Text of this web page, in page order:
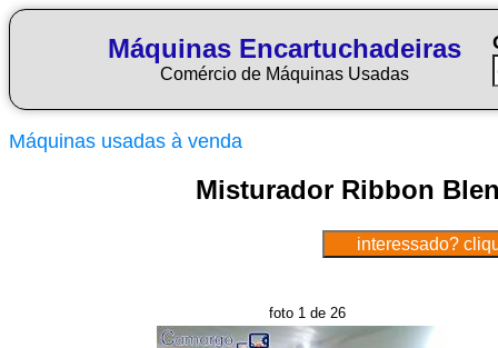
Máquinas Encartuchadeiras
Comércio de Máquinas Usadas
Máquinas usadas à venda
Misturador Ribbon
foto 1 de 26